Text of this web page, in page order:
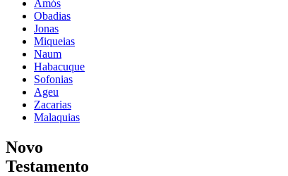
Amós
Obadias
Jonas
Miqueias
Naum
Habacuque
Sofonias
Ageu
Zacarias
Malaquias
Novo
Testamento